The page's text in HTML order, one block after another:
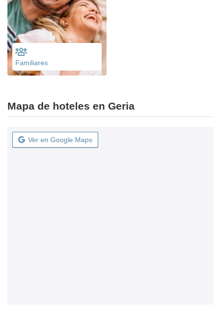
Familiares
Mapa de hoteles en Geria
Ver en Google Maps